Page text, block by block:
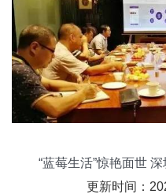
“蓝莓生活”惊艳面世
更新时间：